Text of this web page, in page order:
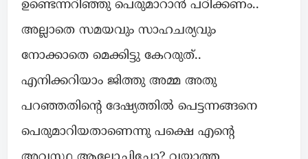
ഉണ്ടെന്നറിഞ്ഞു പെരുമാറാൻ പഠിക്കണം..
അല്ലാതെ സമയവും സാഹചര്യവും
നോക്കാതെ മെക്കിട്ടു കേറരുത്..
എനിക്കറിയാം ജിത്തു അമ്മ അതു
പറഞ്ഞതിന്റെ ദേഷ്യത്തിൽ പെട്ടന്നങ്ങനെ
പെരുമാറിയതാണെന്നു പക്ഷെ എന്റെ